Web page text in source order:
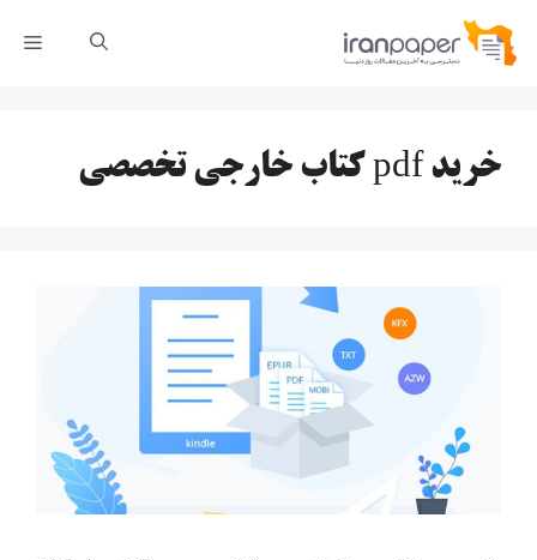
پرش
خرید pdf کتاب خارجی تخصصی